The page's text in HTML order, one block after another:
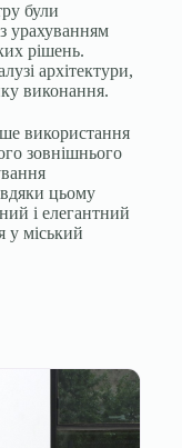
були
урахуванням
рішень.
архітектури,
виконання.
використання
зовнішнього
цьому
і елегантний
у міський